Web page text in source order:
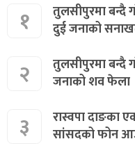
१
तुलसीपुरमा बन्दै
दुई जनाको
२
तुलसीपुरमा बन्दै
जनाको शव फेला
३
रास्वपा दाङका
सांसदको फोन